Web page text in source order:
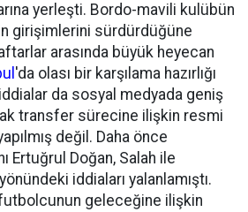
yerleşti. Bordo-mavili kulübün
girişimlerini sürdürdüğüne
arasında büyük heyecan
'da olası bir karşılama hazırlığı
iddialar da sosyal medyada geniş
transfer sürecine ilişkin resmi
değil. Daha önce
Ertuğrul Doğan, Salah ile
iddiaları yalanlamıştı.
futbolcunun geleceğine ilişkin